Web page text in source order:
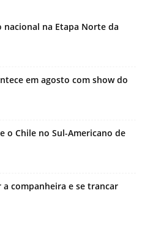
nacional na Etapa Norte da
em agosto com show do
o Chile no Sul-Americano de
a companheira e se trancar